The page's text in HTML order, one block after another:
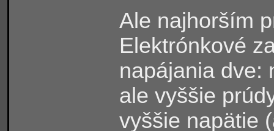
Ale najhorším
Elektrónkové
napájania dve:
ale vyššie
vyššie napätie